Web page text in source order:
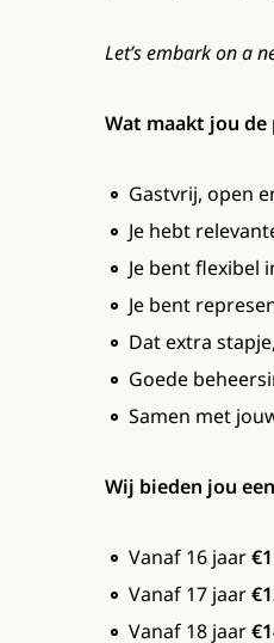
Let’s embark on a
Wat maakt jou de
Gastvrij, open
Je hebt
Je bent flexibel
Je bent
Dat extra
Goede
Samen met
Wij bieden jou
Vanaf 16 jaar
Vanaf 17 jaar
Vanaf 18 jaar